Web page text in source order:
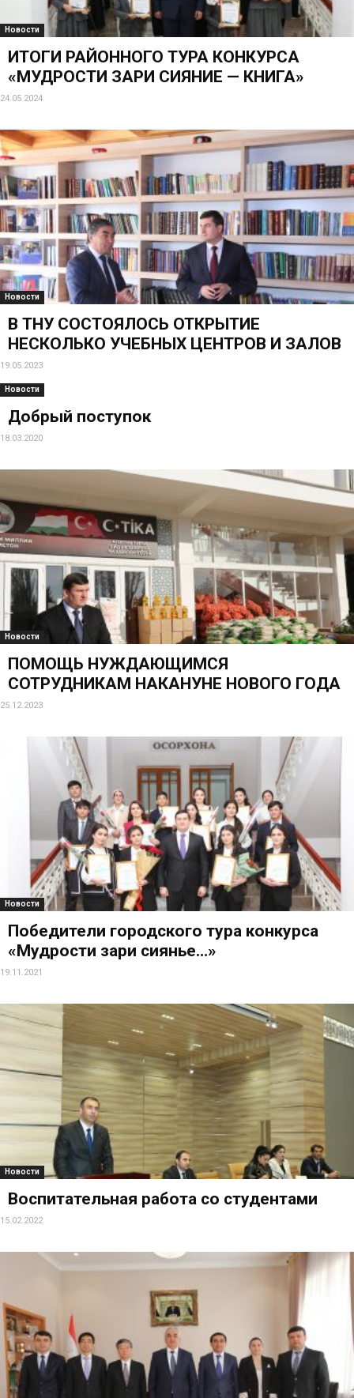
Новости
ИТОГИ РАЙОННОГО ТУРА КОНКУРСА
«МУДРОСТИ ЗАРИ СИЯНИЕ — КНИГА»
24.05.2024
Новости
В ТНУ СОСТОЯЛОСЬ ОТКРЫТИЕ
НЕСКОЛЬКО УЧЕБНЫХ ЦЕНТРОВ И ЗАЛОВ
19.05.2023
Новости
Добрый поступок
18.03.2020
Новости
ПОМОЩЬ НУЖДАЮЩИМСЯ
СОТРУДНИКАМ НАКАНУНЕ НОВОГО ГОДА
25.12.2023
Новости
Победители городского тура конкурса
«Мудрости зари сиянье…»
19.11.2021
Новости
Воспитательная работа со студентами
15.02.2022